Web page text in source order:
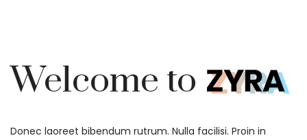
Welcome to
Donec laoreet bibendum rutrum. Nulla facilisi. Proin in